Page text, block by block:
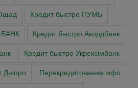
Кредит быстро ПУМБ
БАНК Кредит быстро Акордбанк
Кредит быстро Укрексімбанк
Дніпро Перекредитование мфо